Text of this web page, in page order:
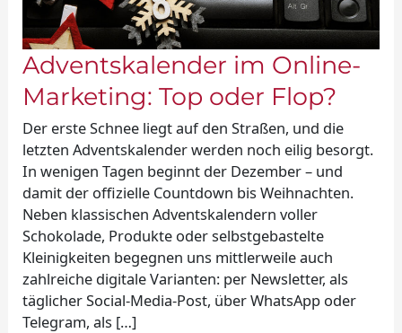
Adventskalender im Online-
Marketing: Top oder Flop?
Der erste Schnee liegt auf den Straßen, und die
letzten Adventskalender werden noch eilig besorgt.
In wenigen Tagen beginnt der Dezember – und
damit der offizielle Countdown bis Weihnachten.
Neben klassischen Adventskalendern voller
Schokolade, Produkte oder selbstgebastelte
Kleinigkeiten begegnen uns mittlerweile auch
zahlreiche digitale Varianten: per Newsletter, als
täglicher Social-Media-Post, über WhatsApp oder
Telegram, als […]